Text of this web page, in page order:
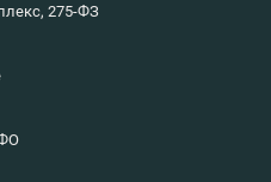
275-ФЗ